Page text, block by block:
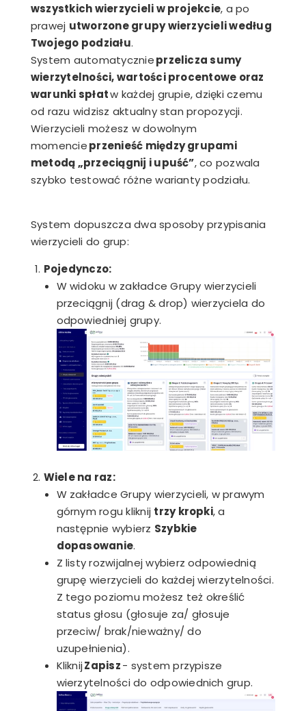
wszystkich wierzycieli w projekcie, a po
prawej utworzone grupy wierzycieli według
Twojego podziału.
System automatycznieprzelicza sumy
wierzytelności, wartości procentowe oraz
warunki spłatw każdej grupie, dzięki czemu
od razu widzisz aktualny stan propozycji.
Wierzycieli możesz w dowolnym
momencieprzenieść między grupami
metodą „przeciągnij i upuść”, co pozwala
szybko testować różne warianty podziału.
System dopuszcza dwa sposoby przypisania
wierzycieli do grup:
Pojedynczo:
W widoku w zakładce Grupy wierzycieli
przeciągnij (drag & drop) wierzyciela do
odpowiedniej grupy.
Wiele na raz:
W zakładce Grupy wierzycieli, w prawym
górnym rogu kliknij trzy kropki, a
następnie wybierz Szybkie
dopasowanie.
Z listy rozwijalnej wybierz odpowiednią
grupę wierzycieli do każdej wierzytelności.
Z tego poziomu możesz też określić
status głosu (głosuje za/ głosuje
przeciw/ brak/nieważny/ do
uzupełnienia).
KliknijZapisz- system przypisze
wierzytelności do odpowiednich grup.